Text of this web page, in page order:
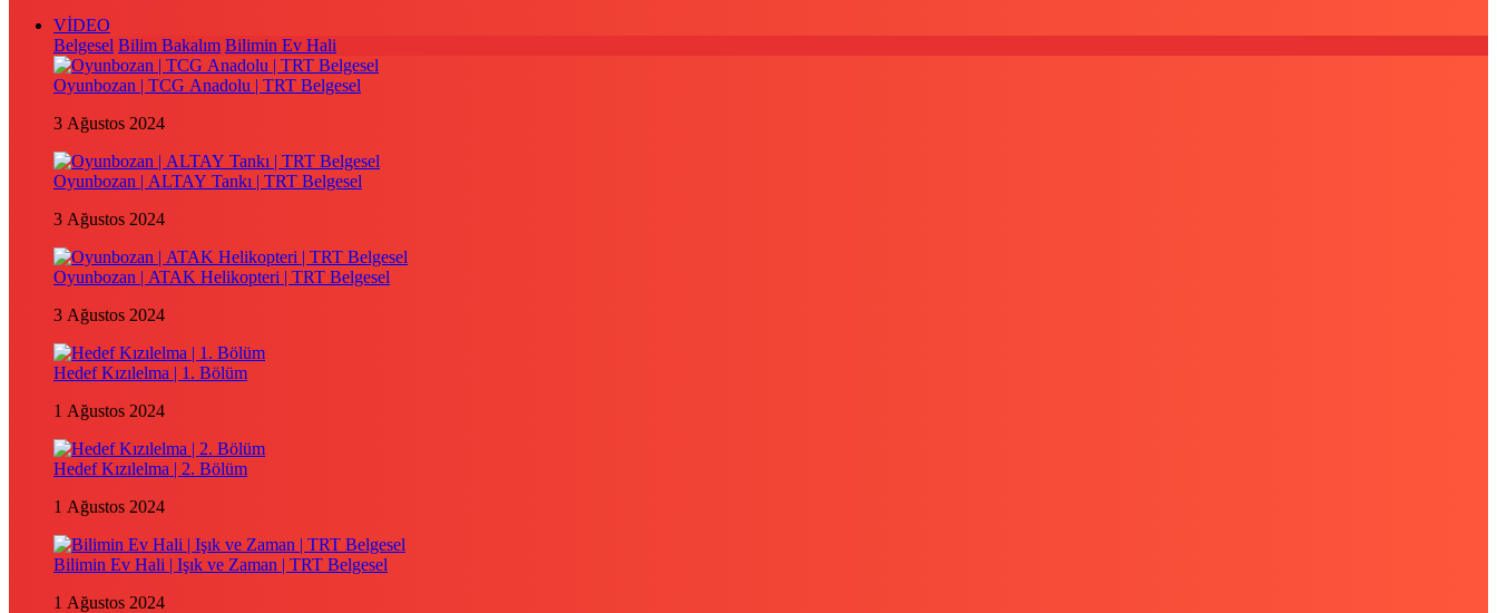
VİDEO
Belgesel Bilim Bakalım Bilimin Ev Hali
Oyunbozan | TCG Anadolu | TRT Belgesel
3 Ağustos 2024
Oyunbozan | ALTAY Tankı | TRT Belgesel
3 Ağustos 2024
Oyunbozan | ATAK Helikopteri | TRT Belgesel
3 Ağustos 2024
Hedef Kızılelma | 1. Bölüm
1 Ağustos 2024
Hedef Kızılelma | 2. Bölüm
1 Ağustos 2024
Bilimin Ev Hali | Işık ve Zaman | TRT Belgesel
1 Ağustos 2024